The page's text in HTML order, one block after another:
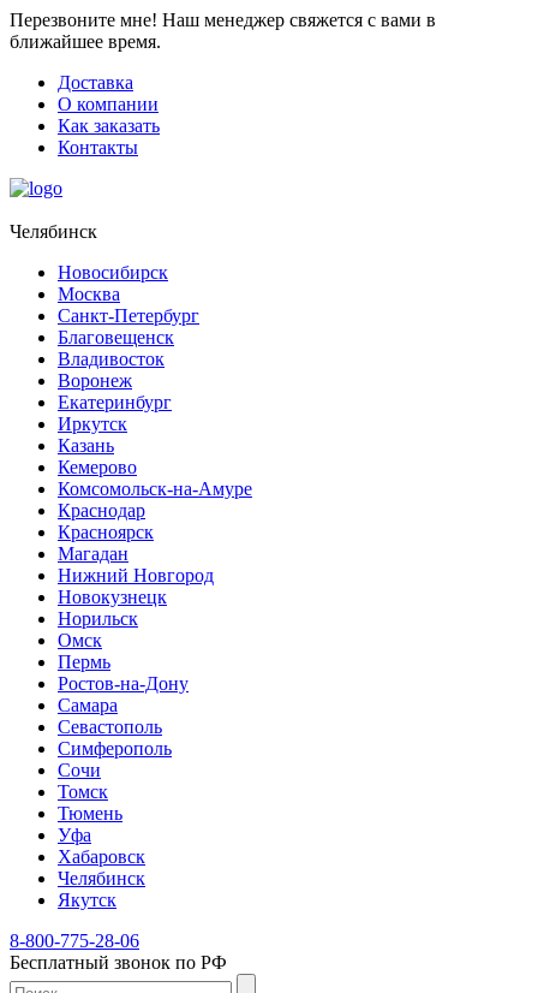
Перезвоните мне! Наш менеджер свяжется с вами в
ближайшее время.
Доставка
О компании
Как заказать
Контакты
Челябинск
Новосибирск
Москва
Санкт-Петербург
Благовещенск
Владивосток
Воронеж
Екатеринбург
Иркутск
Казань
Кемерово
Комсомольск-на-Амуре
Краснодар
Красноярск
Магадан
Нижний Новгород
Новокузнецк
Норильск
Омск
Пермь
Ростов-на-Дону
Самара
Севастополь
Симферополь
Сочи
Томск
Тюмень
Уфа
Хабаровск
Челябинск
Якутск
8-800-775-28-06
Бесплатный звонок по РФ